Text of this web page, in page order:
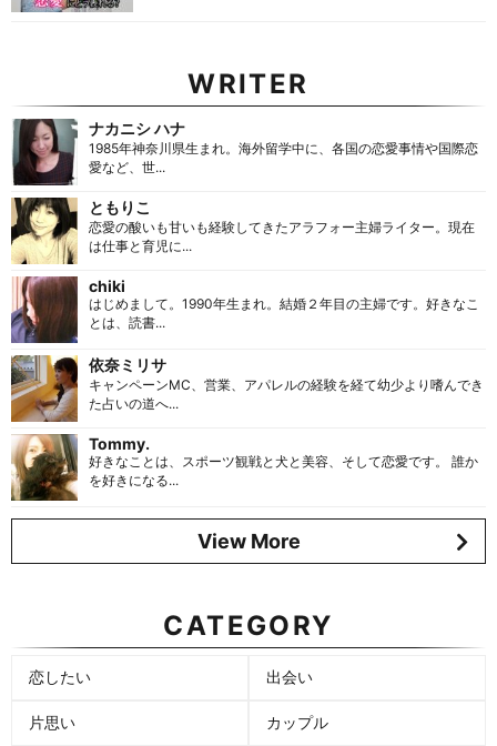
WRITER
ナカニシ ハナ
1985年神奈川県生まれ。海外留学中に、各国の恋愛事情や国際恋
愛など、世...
ともりこ
恋愛の酸いも甘いも経験してきたアラフォー主婦ライター。現在
は仕事と育児に...
chiki
はじめまして。1990年生まれ。結婚２年目の主婦です。好きなこ
とは、読書...
依奈ミリサ
キャンペーンMC、営業、アパレルの経験を経て幼少より嗜んでき
た占いの道へ...
Tommy.
好きなことは、スポーツ観戦と犬と美容、そして恋愛です。 誰か
を好きになる...
View More
CATEGORY
恋したい 出会い
片思い カップル